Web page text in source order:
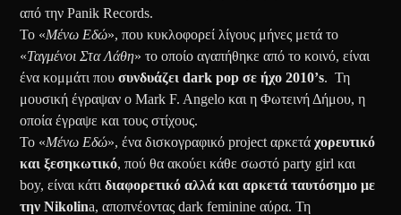
από την Panik Records.
Το «Μένω Εδώ», που κυκλοφορεί λίγους μήνες μετά το
«Ταγμένοι Στα Λάθη» το οποίο αγαπήθηκε από το κοινό, είναι
ένα κομμάτι πουσυνδυάζει dark pop σε ήχο 2010’s. Τη
μουσική έγραψαν ο Mark F. Angelo και η Φωτεινή Δήμου, η
οποία έγραψε και τους στίχους.
Το «Μένω Εδώ», ένα δισκογραφικό project αρκετάχορευτικό
και ξεσηκωτικό, πού θα ακούει κάθε σωστό party girl και
boy, είναι κάτιδιαφορετικό αλλά και αρκετά ταυτόσημο με
την Nikolina, αποπνέοντας dark feminine αύρα. Τη